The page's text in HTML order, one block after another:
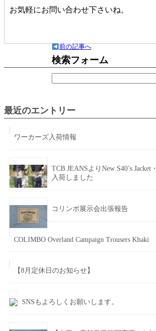
お気軽にお問い合わせ下さいね。
前の記事へ
検索フォーム
最近のエントリー
ワーカーズ入荷情報
TCB JEANSよりNew S40’s Jacket
入荷しました
コリンボ展示会出張報告
COLIMBO Overland Campaign Trousers Khaki
【8月定休日のお知らせ】
SNSもよろしくお願いします。